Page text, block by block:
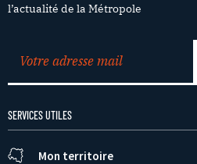
l’actualité de la Métropole
SERVICES UTILES
Mon territoire